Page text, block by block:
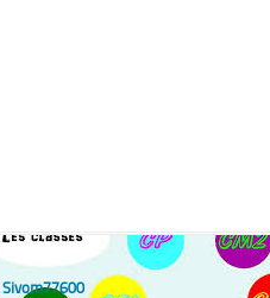
Sivom77600